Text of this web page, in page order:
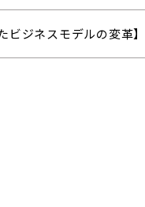
ジネスモデルの変革】